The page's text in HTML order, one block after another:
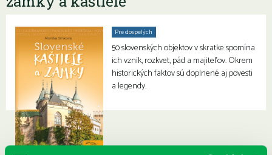
Pre dospelých
50 slovenských objektov v skratke spomína
ich vznik, rozkvet, pád a majiteľov. Okrem
historických faktov sú doplnené aj povesti
a legendy.